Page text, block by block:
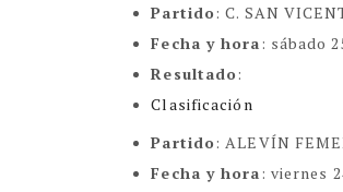
Partido:C. SAN
Fecha y hora: sábado
Resultado:
Clasificación
Partido: ALEVÍN
Fecha y hora: viernes